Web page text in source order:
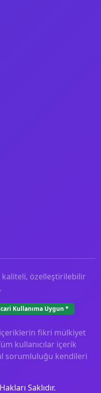
özelleştirilebilir
Kullanıma Uygun *
fikri mülkiyet
kullanıcılar içerik
sorumluluğu kendileri
Saklıdır.